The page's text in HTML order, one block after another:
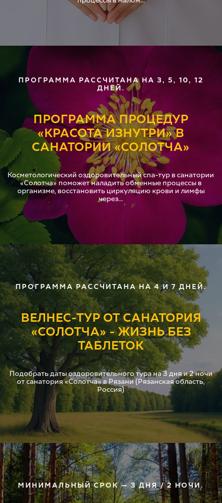
ПРОГРАММА РАССЧИТАНА НА 3, 5, 10, 12
ДНЕЙ.
ПРОГРАММА ПРОЦЕДУР
«КРАСОТА ИЗНУТРИ» В
САНАТОРИИ «СОЛОТЧА»
Косметологический оздоровительный спа-тур в санатории
«Солотча» поможет наладить обменные процессы в
организме, восстановить циркуляцию крови и лимфы
через...
ПРОГРАММА РАССЧИТАНА НА 4 И 7 ДНЕЙ.
ВЕЛНЕС-ТУР ОТ САНАТОРИЯ
«СОЛОТЧА» - ЖИЗНЬ БЕЗ
ТАБЛЕТОК
Подобрать даты оздоровительного тура на 3 дня и 2 ночи
от санатория «Солотча» в Рязани (Рязанская область,
Россия)
МИНИМАЛЬНЫЙ СРОК — 3 ДНЯ / 2 НОЧИ.